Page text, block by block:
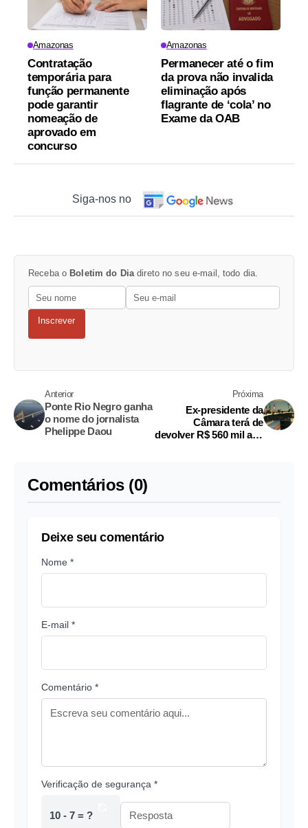
Amazonas
Contratação
temporária para
função permanente
pode garantir
nomeação de
aprovado em
concurso
Amazonas
Permanecer até o fim
da prova não invalida
eliminação após
flagrante de ‘cola’ no
Exame da OAB
Siga-nos no
Receba o Boletim do Dia direto no seu e-mail, todo dia.
Inscrever
Anterior
Ponte Rio Negro ganha
o nome do jornalista
Phelippe Daou
Próxima
Ex-presidente da
Câmara terá de
devolver R$ 560 mil aos
Comentários (0)
Deixe seu comentário
Nome *
E-mail *
Comentário *
Verificação de segurança *
10 - 7 = ?